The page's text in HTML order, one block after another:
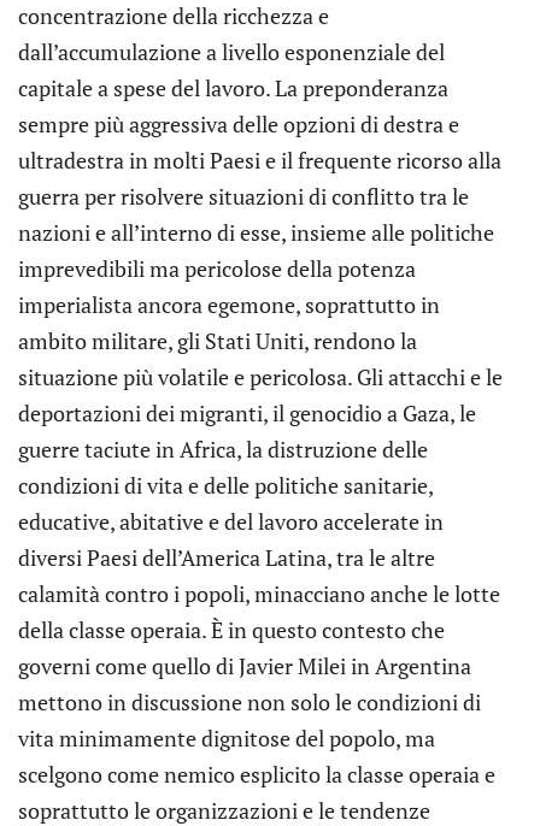
concentrazione della ricchezza e
dall’accumulazione a livello esponenziale del
capitale a spese del lavoro. La preponderanza
sempre più aggressiva delle opzioni di destra e
ultradestra in molti Paesi e il frequente ricorso alla
guerra per risolvere situazioni di conflitto tra le
nazioni e all’interno di esse, insieme alle politiche
imprevedibili ma pericolose della potenza
imperialista ancora egemone, soprattutto in
ambito militare, gli Stati Uniti, rendono la
situazione più volatile e pericolosa. Gli attacchi e le
deportazioni dei migranti, il genocidio a Gaza, le
guerre taciute in Africa, la distruzione delle
condizioni di vita e delle politiche sanitarie,
educative, abitative e del lavoro accelerate in
diversi Paesi dell’America Latina, tra le altre
calamità contro i popoli, minacciano anche le lotte
della classe operaia. È in questo contesto che
governi come quello di Javier Milei in Argentina
mettono in discussione non solo le condizioni di
vita minimamente dignitose del popolo, ma
scelgono come nemico esplicito la classe operaia e
soprattutto le organizzazioni e le tendenze